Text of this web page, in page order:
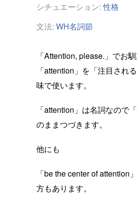
シチュエーション:性格
文法: WH名詞節
「Attention, please.」でお
「attention」を「注目され
味で使います。
「attention」は名詞なので
のままつづきます。
他にも
「be the center of attention
方もあります。